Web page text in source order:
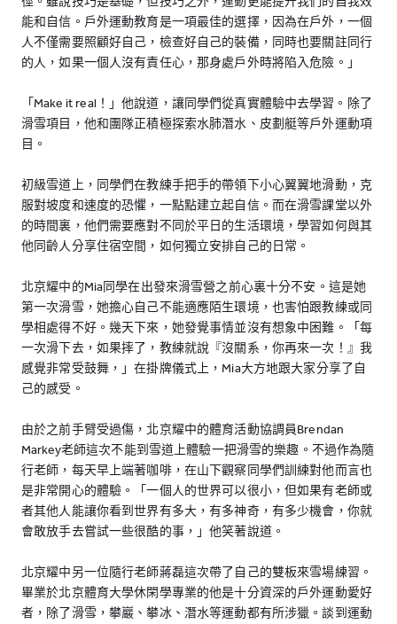
能和自信。戶外運動教育是一項最佳的選擇，因為在戶外，一個
人不僅需要照顧好自己，檢查好自己的裝備，同時也要關註同行
的人，如果一個人沒有責任心，那身處戶外時將陷入危險。」
「Make it real！」他說道，讓同學們從真實體驗中去學習。除了
滑雪項目，他和團隊正積極探索水肺潛水、皮劃艇等戶外運動項
目。
初級雪道上，同學們在教練手把手的帶領下小心翼翼地滑動，克
服對坡度和速度的恐懼，一點點建立起自信。而在滑雪課堂以外
的時間裏，他們需要應對不同於平日的生活環境，學習如何與其
他同齡人分享住宿空間，如何獨立安排自己的日常。
北京耀中的Mia同學在出發來滑雪營之前心裏十分不安。這是她
第一次滑雪，她擔心自己不能適應陌生環境，也害怕跟教練或同
學相處得不好。幾天下來，她發覺事情並沒有想象中困難。「每
一次滑下去，如果摔了，教練就說『沒關系，你再來一次！』我
感覺非常受鼓舞，」在掛牌儀式上，Mia大方地跟大家分享了自
己的感受。
由於之前手臂受過傷，北京耀中的體育活動協調員Brendan
Markey老師這次不能到雪道上體驗一把滑雪的樂趣。不過作為隨
行老師，每天早上端著咖啡，在山下觀察同學們訓練對他而言也
是非常開心的體驗。「一個人的世界可以很小，但如果有老師或
者其他人能讓你看到世界有多大，有多神奇，有多少機會，你就
會敢放手去嘗試一些很酷的事，」他笑著說道。
北京耀中另一位隨行老師蔣磊這次帶了自己的雙板來雪場練習。
畢業於北京體育大學休閑學專業的他是十分資深的戶外運動愛好
者，除了滑雪，攀巖、攀冰、潛水等運動都有所涉獵。談到運動